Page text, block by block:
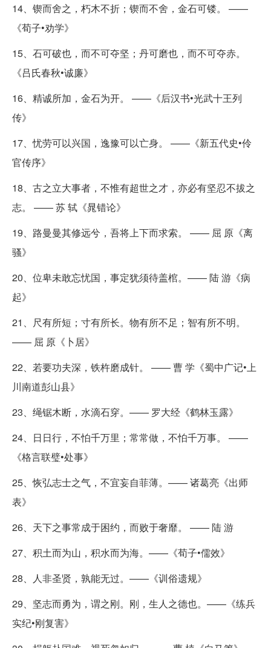
14、锲而舍之，朽木不折；锲而不舍，金石可镂。 ——
《荀子•劝学》
15、石可破也，而不可夺坚；丹可磨也，而不可夺赤。
《吕氏春秋•诚廉》
16、精诚所加，金石为开。 ——《后汉书•光武十王列
传》
17、忧劳可以兴国，逸豫可以亡身。 ——《新五代史•伶
官传序》
18、古之立大事者，不惟有超世之才，亦必有坚忍不拔之
志。 —— 苏 轼《晁错论》
19、路曼曼其修远兮，吾将上下而求索。 —— 屈 原《离
骚》
20、位卑未敢忘忧国，事定犹须待盖棺。—— 陆 游《病
起》
21、尺有所短；寸有所长。物有所不足；智有所不明。
—— 屈 原《卜居》
22、若要功夫深，铁杵磨成针。 —— 曹 学《蜀中广记•上
川南道彭山县》
23、绳锯木断，水滴石穿。—— 罗大经《鹤林玉露》
24、日日行，不怕千万里；常常做，不怕千万事。 ——
《格言联璧•处事》
25、恢弘志士之气，不宜妄自菲薄。—— 诸葛亮《出师
表》
26、天下之事常成于困约，而败于奢靡。 —— 陆 游
27、积土而为山，积水而为海。——《荀子•儒效》
28、人非圣贤，孰能无过。——《训俗遗规》
29、坚志而勇为，谓之刚。刚，生人之德也。——《练兵
实纪•刚复害》